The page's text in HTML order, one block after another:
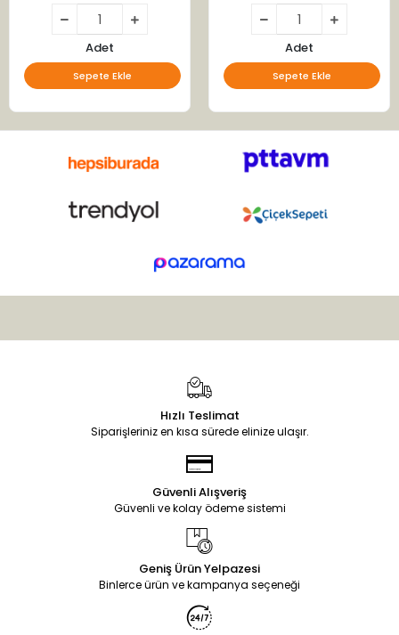
Adet
Sepete Ekle
Adet
Sepete Ekle
Hızlı Teslimat
Siparişleriniz en kısa sürede elinize ulaşır.
Güvenli Alışveriş
Güvenli ve kolay ödeme sistemi
Geniş Ürün Yelpazesi
Binlerce ürün ve kampanya seçeneği